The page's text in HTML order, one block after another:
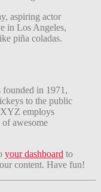
aspiring actor
in Los Angeles,
piña coladas.
in 1971,
to the public
employs
awesome
your dashboard to
content. Have fun!